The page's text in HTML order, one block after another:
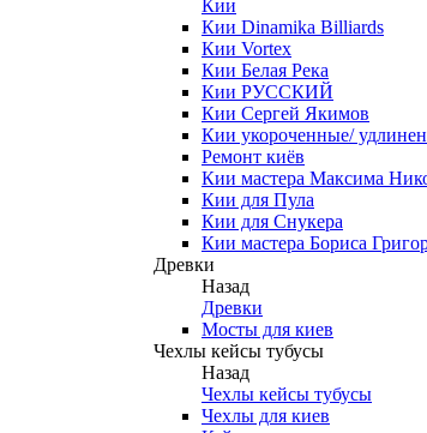
Кии
Кии Dinamika Billiards
Кии Vortex
Кии Белая Река
Кии РУССКИЙ
Кии Сергей Якимов
Кии укороченные/
Ремонт киёв
Кии мастера Максима
Кии для Пула
Кии для Снукера
Кии мастера Бориса
Древки
Назад
Древки
Мосты для киев
Чехлы кейсы тубусы
Назад
Чехлы кейсы тубусы
Чехлы для киев